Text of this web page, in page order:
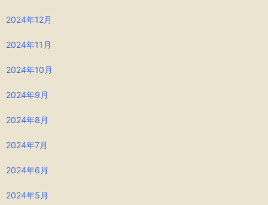
2024年12月
2024年11月
2024年10月
2024年9月
2024年8月
2024年7月
2024年6月
2024年5月